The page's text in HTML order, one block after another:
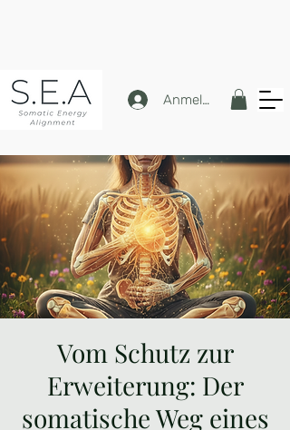
Anmelden
Vom Schutz zur
Erweiterung: Der
somatische Weg eines